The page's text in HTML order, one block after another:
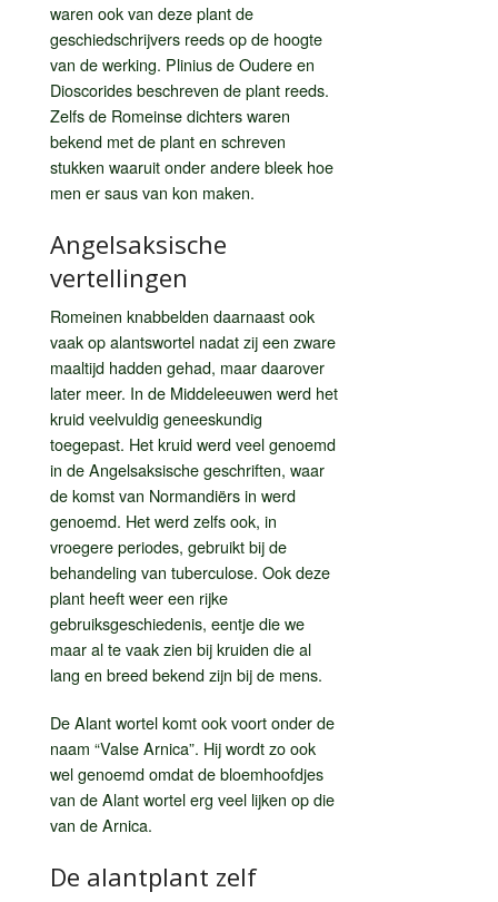
waren ook van deze plant de
geschiedschrijvers reeds op de hoogte
van de werking. Plinius de Oudere en
Dioscorides beschreven de plant reeds.
Zelfs de Romeinse dichters waren
bekend met de plant en schreven
stukken waaruit onder andere bleek hoe
men er saus van kon maken.
Angelsaksische
vertellingen
Romeinen knabbelden daarnaast ook
vaak op alantswortel nadat zij een zware
maaltijd hadden gehad, maar daarover
later meer. In de Middeleeuwen werd het
kruid veelvuldig geneeskundig
toegepast. Het kruid werd veel genoemd
in de Angelsaksische geschriften, waar
de komst van Normandiërs in werd
genoemd. Het werd zelfs ook, in
vroegere periodes, gebruikt bij de
behandeling van tuberculose. Ook deze
plant heeft weer een rijke
gebruiksgeschiedenis, eentje die we
maar al te vaak zien bij kruiden die al
lang en breed bekend zijn bij de mens.
De Alant wortel komt ook voort onder de
naam “Valse Arnica”. Hij wordt zo ook
wel genoemd omdat de bloemhoofdjes
van de Alant wortel erg veel lijken op die
van de Arnica.
De alantplant zelf